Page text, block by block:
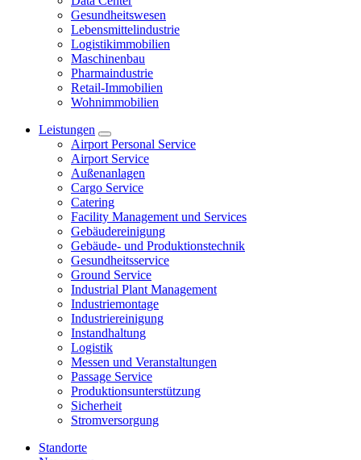
Gesundheitswesen
Lebensmittelindustrie
Logistikimmobilien
Maschinenbau
Pharmaindustrie
Retail-Immobilien
Wohnimmobilien
Leistungen
Airport Personal Service
Airport Service
Außenanlagen
Cargo Service
Catering
Facility Management und Services
Gebäudereinigung
Gebäude- und Produktionstechnik
Gesundheitsservice
Ground Service
Industrial Plant Management
Industriemontage
Industriereinigung
Instandhaltung
Logistik
Messen und Veranstaltungen
Passage Service
Produktionsunterstützung
Sicherheit
Stromversorgung
Standorte